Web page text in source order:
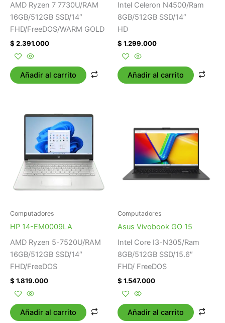
AMD Ryzen 7 7730U/RAM
16GB/512GB SSD/14″
FHD/FreeDOS/WARM GOLD
$ 2.391.000
Añadir al carrito
Intel Celeron N4500/Ram
8GB/512GB SSD/14″
HD
$ 1.299.000
Añadir al carrito
Computadores
HP 14-EM0009LA
AMD Ryzen 5-7520U/RAM
16GB/512GB SSD/14″
FHD/FreeDOS
$ 1.819.000
Añadir al carrito
Computadores
Asus Vivobook GO 15
Intel Core I3-N305/Ram
8GB/512GB SSD/15.6″
FHD/ FreeDOS
$ 1.547.000
Añadir al carrito